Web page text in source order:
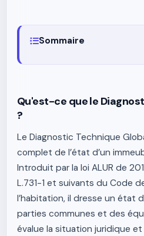
Sommaire
Qu'est-ce que le
?
Le Diagnostic Technique
complet de l’état d’un
Introduit par la loi ALUR de
L.731-1 et suivants du Code
l’habitation, il dresse un état
parties communes et des
évalue la situation juridique